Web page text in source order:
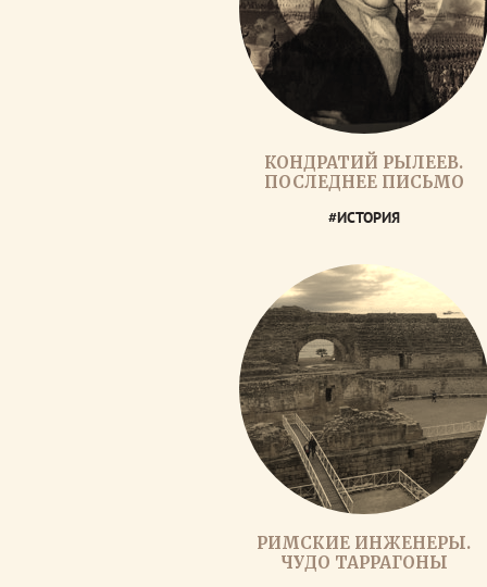
КОНДРАТИЙ РЫЛЕЕВ.
ПОСЛЕДНЕЕ ПИСЬМО
#ИСТОРИЯ
РИМСКИЕ ИНЖЕНЕРЫ.
ЧУДО ТАРРАГОНЫ